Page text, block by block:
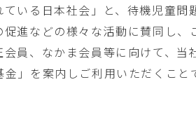
いる日本社会」と、待機児童
進などの様々な活動に賛同し
員、なかま会員等に向けて、
」を案内しご利用いただくこ